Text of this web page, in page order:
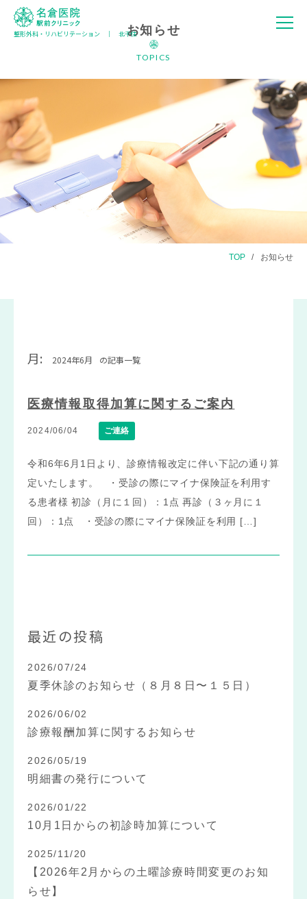
名倉医院 駅
整形外科・リハビリテーション │ 北千住お知らせ
TOPICS
TOP お知らせ
月: 2024年6月 の記事一覧
医療情報取得加算に関するご案内
2024/06/04 ご連絡
令和6年6月1日より、診療情報改定に伴い下記の通り算
定いたします。 ・受診の際にマイナ保険証を利用す
る患者様 初診（月に１回）：1点 再診（３ヶ月に１
回）：1点 ・受診の際にマイナ保険証を利用 […]
最近の投稿
2026/07/24
夏季休診のお知らせ（８月８日〜１５日）
2026/06/02
診療報酬加算に関するお知らせ
2026/05/19
明細書の発行について
2026/01/22
10月1日からの初診時加算について
2025/11/20
【2026年2月からの土曜診療時間変更のお知
らせ】